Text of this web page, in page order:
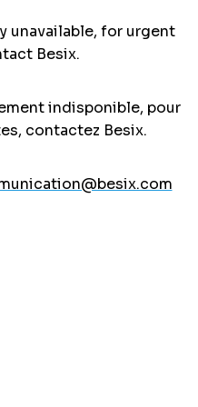
unavailable, for urgent
Besix.
indisponible, pour
contactez Besix.